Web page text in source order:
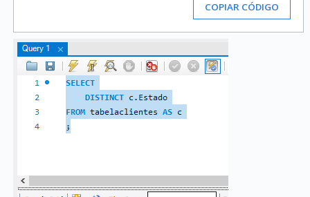
COPIAR CÓDIGO